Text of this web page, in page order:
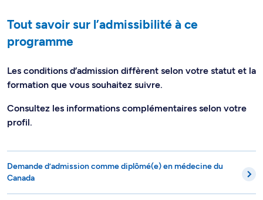
Tout savoir sur l’admissibilité à ce
programme
Les conditions d’admission diffèrent selon votre statut et la
formation que vous souhaitez suivre.
Consultez les informations complémentaires selon votre
profil.
Demande d’admission comme diplômé(e) en médecine du
Canada